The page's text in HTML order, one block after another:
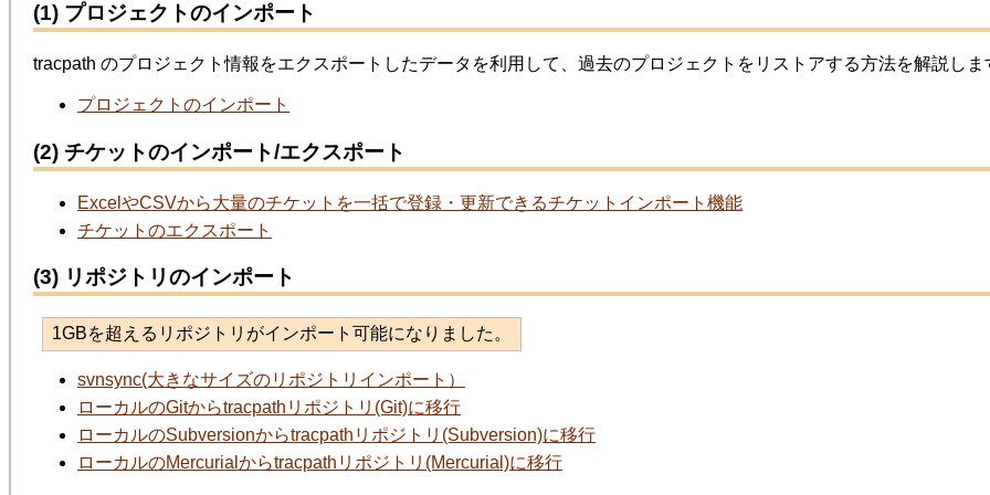
(1) プロジェクトのインポート
tracpath のプロジェクト情報をエクスポートしたデータを利用して、過去のプロジェクトをリストアする方法を解説しま
プロジェクトのインポート
(2) チケットのインポート/エクスポート
ExcelやCSVから大量のチケットを一括で登録・更新できるチケットインポート機能
チケットのエクスポート
(3) リポジトリのインポート
1GBを超えるリポジトリがインポート可能になりました。
svnsync(大きなサイズのリポジトリインポート）
ローカルのGitからtracpathリポジトリ(Git)に移行
ローカルのSubversionからtracpathリポジトリ(Subversion)に移行
ローカルのMercurialからtracpathリポジトリ(Mercurial)に移行